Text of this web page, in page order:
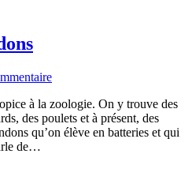
à la zoologie. On y trouve des
des poulets et à présent, des
qu’on élève en batteries et qui
de…